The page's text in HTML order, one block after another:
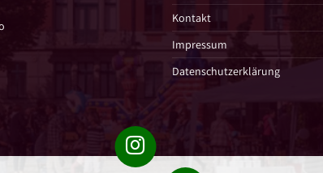
Kontakt
Impressum
Datenschutzerklärung
Instagram